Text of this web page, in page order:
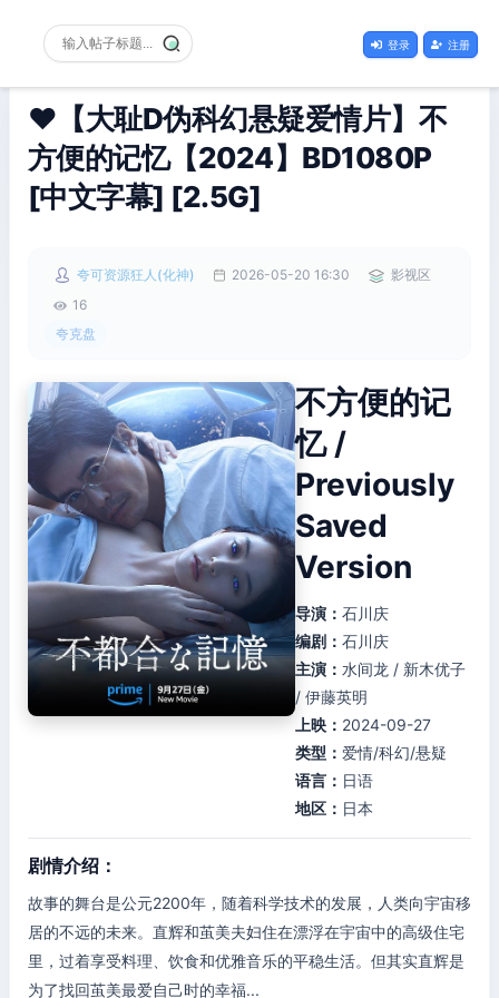
登录 注册
❤️【大耻D伪科幻悬疑爱情片】不
方便的记忆【2024】BD1080P
[中文字幕] [2.5G]
夸可资源狂人(化神) 2026-05-20 16:30
影视区
16
夸克盘
不方便的记
忆 /
Previously
Saved
Version
导演： 石川庆
编剧： 石川庆
主演： 水间龙 / 新木优子
/ 伊藤英明
上映： 2024-09-27
类型： 爱情/科幻/悬疑
语言： 日语
地区： 日本
剧情介绍：
故事的舞台是公元2200年，随着科学技术的发展，人类向宇宙移
居的不远的未来。直辉和茧美夫妇住在漂浮在宇宙中的高级住宅
里，过着享受料理、饮食和优雅音乐的平稳生活。但其实直辉是
为了找回茧美最爱自己时的幸福...